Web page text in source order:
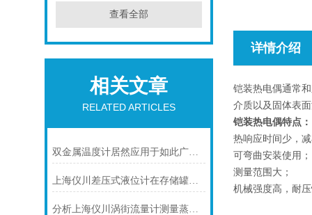
查看全部
相关文章
RELATED ARTICLES
双金属温度计居然应用于如此广泛的领域
上海仪川差压式液位计在存储罐液位测量的应用
分析上海仪川涡街流量计测量蒸汽的三种方式
详情介绍
铠装热电偶通常
介质以及固体表
铠装热电偶特点：
热响应时间少，
可弯曲安装使用；
测量范围大；
机械强度高，耐